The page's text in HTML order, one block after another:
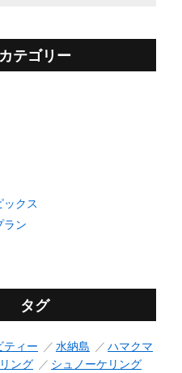
カテゴリー
ックス
ラン
タグ
ティー 水納島
ハマクマ
ング
シュノーケリング